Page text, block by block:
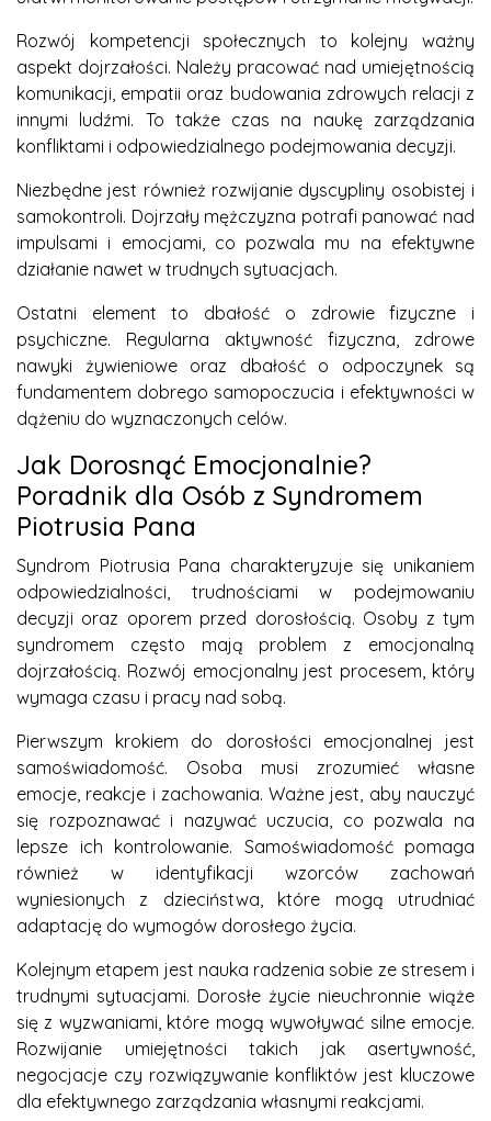
Rozwój kompetencji społecznych to kolejny ważny
aspekt dojrzałości. Należy pracować nad umiejętnością
komunikacji, empatii oraz budowania zdrowych relacji z
innymi ludźmi. To także czas na naukę zarządzania
konfliktami i odpowiedzialnego podejmowania decyzji.
Niezbędne jest również rozwijanie dyscypliny osobistej i
samokontroli. Dojrzały mężczyzna potrafi panować nad
impulsami i emocjami, co pozwala mu na efektywne
działanie nawet w trudnych sytuacjach.
Ostatni element to dbałość o zdrowie fizyczne i
psychiczne. Regularna aktywność fizyczna, zdrowe
nawyki żywieniowe oraz dbałość o odpoczynek są
fundamentem dobrego samopoczucia i efektywności w
dążeniu do wyznaczonych celów.
Jak Dorosnąć Emocjonalnie?
Poradnik dla Osób z Syndromem
Piotrusia Pana
Syndrom Piotrusia Pana charakteryzuje się unikaniem
odpowiedzialności, trudnościami w podejmowaniu
decyzji oraz oporem przed dorosłością. Osoby z tym
syndromem często mają problem z emocjonalną
dojrzałością. Rozwój emocjonalny jest procesem, który
wymaga czasu i pracy nad sobą.
Pierwszym krokiem do dorosłości emocjonalnej jest
samoświadomość. Osoba musi zrozumieć własne
emocje, reakcje i zachowania. Ważne jest, aby nauczyć
się rozpoznawać i nazywać uczucia, co pozwala na
lepsze ich kontrolowanie. Samoświadomość pomaga
również w identyfikacji wzorców zachowań
wyniesionych z dzieciństwa, które mogą utrudniać
adaptację do wymogów dorosłego życia.
Kolejnym etapem jest nauka radzenia sobie ze stresem i
trudnymi sytuacjami. Dorosłe życie nieuchronnie wiąże
się z wyzwaniami, które mogą wywoływać silne emocje.
Rozwijanie umiejętności takich jak asertywność,
negocjacje czy rozwiązywanie konfliktów jest kluczowe
dla efektywnego zarządzania własnymi reakcjami.